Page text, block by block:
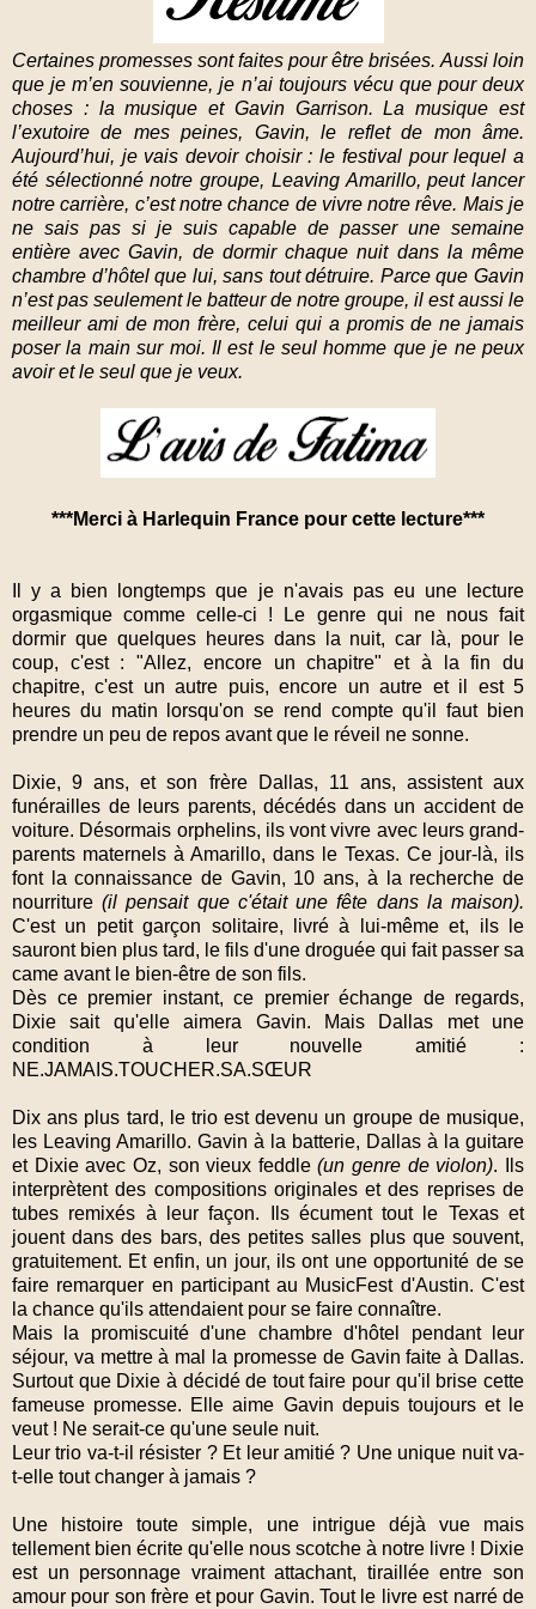
Certaines promesses sont faites pour être brisées. Aussi loin
que je m’en souvienne, je n’ai toujours vécu que pour deux
choses : la musique et Gavin Garrison. La musique est
l’exutoire de mes peines, Gavin, le reflet de mon âme.
Aujourd’hui, je vais devoir choisir : le festival pour lequel a
été sélectionné notre groupe, Leaving Amarillo, peut lancer
notre carrière, c’est notre chance de vivre notre rêve. Mais je
ne sais pas si je suis capable de passer une semaine
entière avec Gavin, de dormir chaque nuit dans la même
chambre d’hôtel que lui, sans tout détruire. Parce que Gavin
n’est pas seulement le batteur de notre groupe, il est aussi le
meilleur ami de mon frère, celui qui a promis de ne jamais
poser la main sur moi. Il est le seul homme que je ne peux
avoir et le seul que je veux.
***Merci à Harlequin France pour cette lecture***
Il y a bien longtemps que je n'avais pas eu une lecture
orgasmique comme celle-ci ! Le genre qui ne nous fait
dormir que quelques heures dans la nuit, car là, pour le
coup, c'est : "Allez, encore un chapitre" et à la fin du
chapitre, c'est un autre puis, encore un autre et il est 5
heures du matin lorsqu'on se rend compte qu'il faut bien
prendre un peu de repos avant que le réveil ne sonne.
Dixie, 9 ans, et son frère Dallas, 11 ans, assistent aux
funérailles de leurs parents, décédés dans un accident de
voiture. Désormais orphelins, ils vont vivre avec leurs grand-
parents maternels à Amarillo, dans le Texas. Ce jour-là, ils
font la connaissance de Gavin, 10 ans, à la recherche de
nourriture(il pensait que c'était une fête dans la maison).
C'est un petit garçon solitaire, livré à lui-même et, ils le
sauront bien plus tard, le fils d'une droguée qui fait passer sa
came avant le bien-être de son fils.
Dès ce premier instant, ce premier échange de regards,
Dixie sait qu'elle aimera Gavin. Mais Dallas met une
condition à leur nouvelle amitié :
NE.JAMAIS.TOUCHER.SA.SŒUR
Dix ans plus tard, le trio est devenu un groupe de musique,
les Leaving Amarillo. Gavin à la batterie, Dallas à la guitare
et Dixie avec Oz, son vieux feddle(un genre de violon). Ils
interprètent des compositions originales et des reprises de
tubes remixés à leur façon. Ils écument tout le Texas et
jouent dans des bars, des petites salles plus que souvent,
gratuitement. Et enfin, un jour, ils ont une opportunité de se
faire remarquer en participant au MusicFest d'Austin. C'est
la chance qu'ils attendaient pour se faire connaître.
Mais la promiscuité d'une chambre d'hôtel pendant leur
séjour, va mettre à mal la promesse de Gavin faite à Dallas.
Surtout que Dixie à décidé de tout faire pour qu'il brise cette
fameuse promesse. Elle aime Gavin depuis toujours et le
veut ! Ne serait-ce qu'une seule nuit.
Leur trio va-t-il résister ? Et leur amitié ? Une unique nuit va-
t-elle tout changer à jamais ?
Une histoire toute simple, une intrigue déjà vue mais
tellement bien écrite qu'elle nous scotche à notre livre ! Dixie
est un personnage vraiment attachant, tiraillée entre son
amour pour son frère et pour Gavin. Tout le livre est narré de